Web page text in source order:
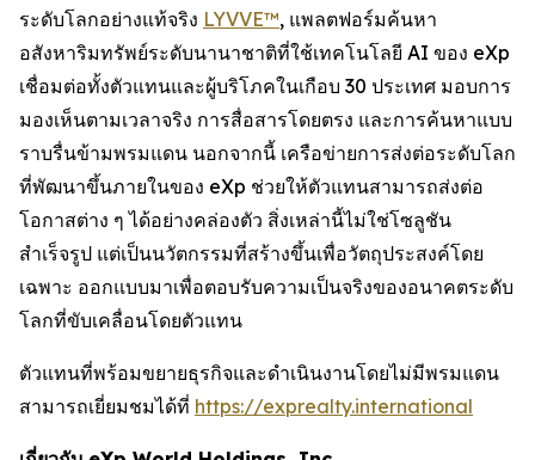
ระดับโลกอย่างแท้จริง LYVVE™, แพลตฟอร์มค้นหา
อสังหาริมทรัพย์ระดับนานาชาติที่ใช้เทคโนโลยี AI ของ eXp
เชื่อมต่อทั้งตัวแทนและผู้บริโภคในเกือบ 30 ประเทศ มอบการ
มองเห็นตามเวลาจริง การสื่อสารโดยตรง และการค้นหาแบบ
ราบรื่นข้ามพรมแดน นอกจากนี้ เครือข่ายการส่งต่อระดับโลก
ที่พัฒนาขึ้นภายในของ eXp ช่วยให้ตัวแทนสามารถส่งต่อ
โอกาสต่าง ๆ ได้อย่างคล่องตัว สิ่งเหล่านี้ไม่ใช่โซลูชัน
สำเร็จรูป แต่เป็นนวัตกรรมที่สร้างขึ้นเพื่อวัตถุประสงค์โดย
เฉพาะ ออกแบบมาเพื่อตอบรับความเป็นจริงของอนาคตระดับ
โลกที่ขับเคลื่อนโดยตัวแทน
ตัวแทนที่พร้อมขยายธุรกิจและดำเนินงานโดยไม่มีพรมแดน
สามารถเยี่ยมชมได้ที่ https://exprealty.international